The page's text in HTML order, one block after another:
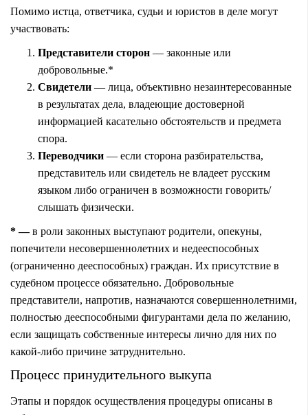
Помимо истца, ответчика, судьи и юристов в деле могут
участвовать:
Представители сторон — законные или
добровольные.*
Свидетели — лица, объективно незаинтересованные
в результатах дела, владеющие достоверной
информацией касательно обстоятельств и предмета
спора.
Переводчики — если сторона разбирательства,
представитель или свидетель не владеет русским
языком либо ограничен в возможности говорить/
слышать физически.
* —в роли законных выступают родители, опекуны,
попечители несовершеннолетних и недееспособных
(ограниченно дееспособных) граждан. Их присутствие в
судебном процессе обязательно. Добровольные
представители, напротив, назначаются совершеннолетними,
полностью дееспособными фигурантами дела по желанию,
если защищать собственные интересы лично для них по
какой-либо причине затруднительно.
Процесс принудительного выкупа
Этапы и порядок осуществления процедуры описаны в